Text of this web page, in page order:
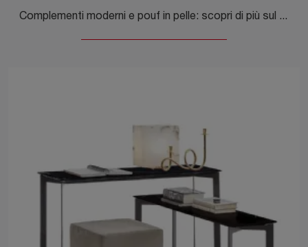
Complementi moderni e pouf in pelle: scopri di più sul modello Pouf Manhattan di Dema e potrai impreziosire i tuoi spazi.